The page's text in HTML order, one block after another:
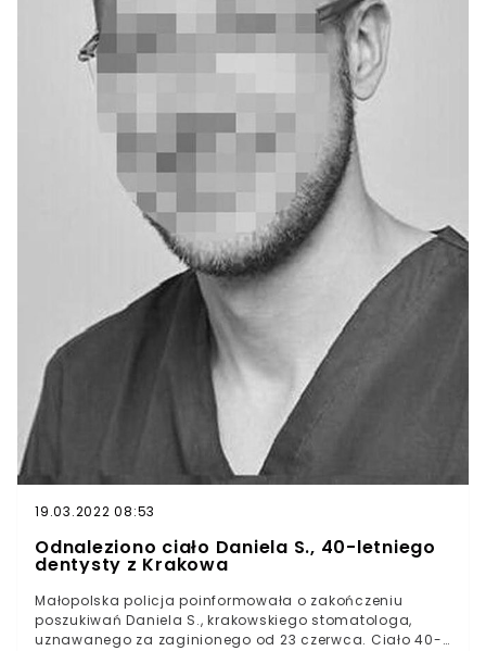
19.03.2022 08:53
Odnaleziono ciało Daniela S., 40-letniego
dentysty z Krakowa
Małopolska policja poinformowała o zakończeniu
poszukiwań Daniela S., krakowskiego stomatologa,
uznawanego za zaginionego od 23 czerwca. Ciało 40-